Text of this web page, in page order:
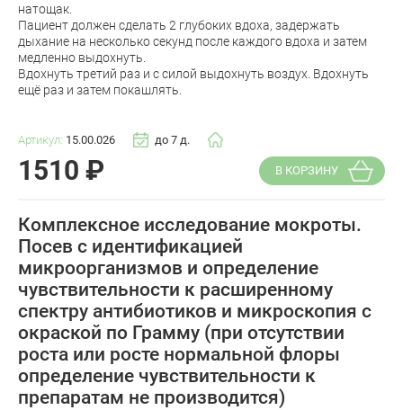
натощак.
Пациент должен сделать 2 глубоких вдоха, задержать
дыхание на несколько секунд после каждого вдоха и затем
медленно выдохнуть.
Вдохнуть третий раз и с силой выдохнуть воздух. Вдохнуть
ещё раз и затем покашлять.
Артикул: 15.00.026 до 7 д.
1510 ₽ В КОРЗИНУ
Комплексное исследование мокроты.
Посев с идентификацией
микроорганизмов и определение
чувствительности к расширенному
спектру антибиотиков и микроскопия с
окраской по Грамму (при отсутствии
роста или росте нормальной флоры
определение чувствительности к
препаратам не производится)